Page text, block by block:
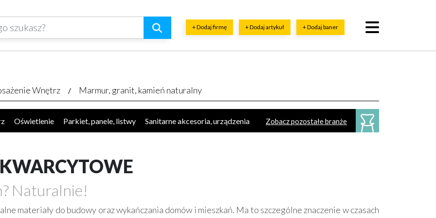
+ Dodaj firmę + Dodaj artykuł + Dodaj baner
Wnętrz Marmur, granit, kamień naturalny
Zobacz pozostałe branże
Oświetlenie Parkiet, panele, listwy
Sanitarne akcesoria, urządzenia
Naturalnie!
materiały do budowy oraz wykańczania domów i mieszkań. Ma to szczególne znaczenie w czasach